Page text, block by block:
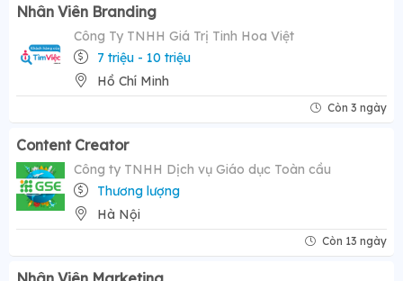
Nhân Viên Branding
Công Ty TNHH Giá Trị Tinh Hoa Việt
7 triệu - 10 triệu
Hồ Chí Minh
Còn 3 ngày
Content Creator
Công ty TNHH Dịch vụ Giáo dục Toàn cầu
Thương lượng
Hà Nội
Còn 13 ngày